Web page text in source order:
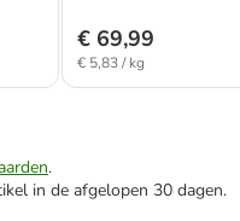
€ 69,99
€ 5,83 / kg
.
in de afgelopen 30 dagen.